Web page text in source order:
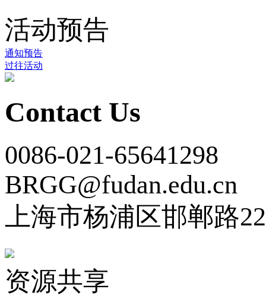
活动预告
通知预告
过往活动
Contact Us
0086-021-65641298
BRGG@fudan.edu.cn
上海市杨浦区邯郸路
资源共享